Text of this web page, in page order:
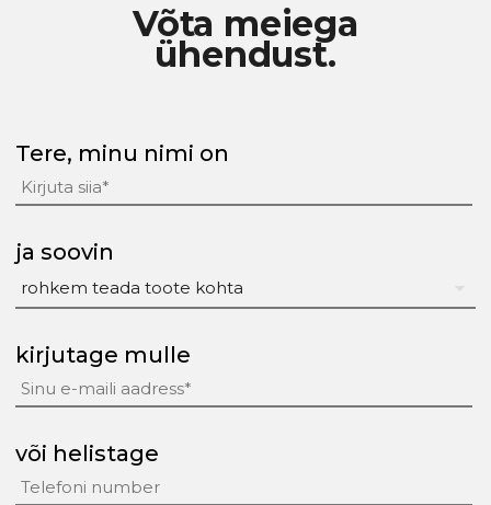
Võta meiega
ühendust.
Tere, minu nimi on
ja soovin
kirjutage mulle
või helistage